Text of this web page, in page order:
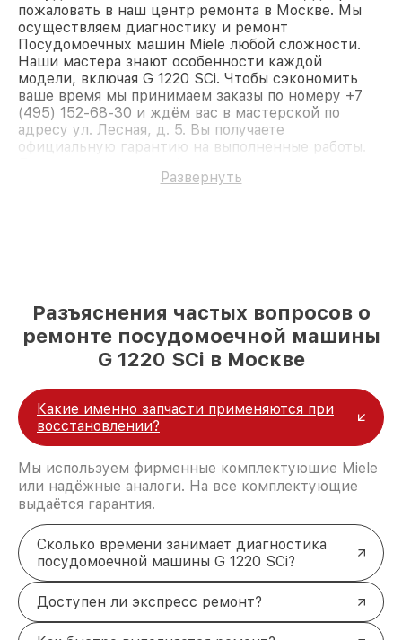
пожаловать в наш центр ремонта в Москве. Мы
осуществляем диагностику и ремонт
Посудомоечных машин Miele любой сложности.
Наши мастера знают особенности каждой
модели, включая G 1220 SCi. Чтобы сэкономить
ваше время мы принимаем заказы по номеру +7
(495) 152-68-30 и ждём вас в мастерской по
адресу ул. Лесная, д. 5. Вы получаете
официальную гарантию на выполненные работы.
Развернуть
Разъяснения частых вопросов о
ремонте посудомоечной машины
G 1220 SCi в Москве
Какие именно запчасти применяются при
восстановлении?
Мы используем фирменные комплектующие Miele
или надёжные аналоги. На все комплектующие
выдаётся гарантия.
Сколько времени занимает диагностика
посудомоечной машины G 1220 SCi?
Доступен ли экспресс ремонт?